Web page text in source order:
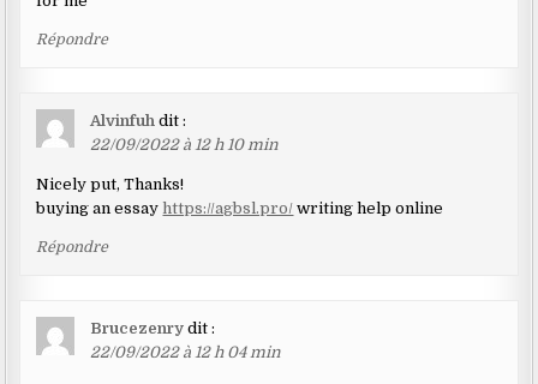
Répondre
Alvinfuh dit :
22/09/2022 à 12 h 10 min
Nicely put, Thanks!
buying an essay https://agbsl.pro/ writing help online
Répondre
Brucezenry dit :
22/09/2022 à 12 h 04 min